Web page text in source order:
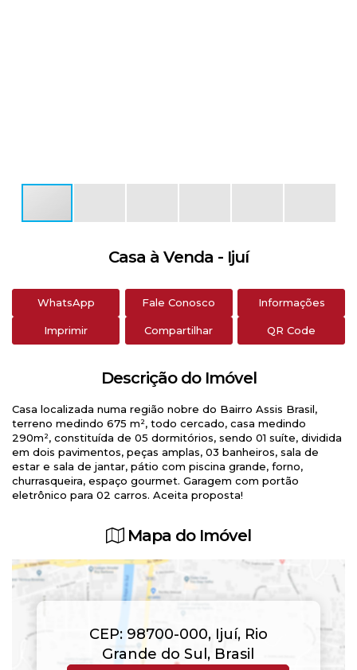
Casa à Venda - Ijuí
WhatsApp Fale Conosco Informações
Imprimir Compartilhar QR Code
Descrição do Imóvel
Casa localizada numa região nobre do Bairro Assis Brasil,
terreno medindo 675 m², todo cercado, casa medindo
290m², constituída de 05 dormitórios, sendo 01 suíte, dividida
em dois pavimentos, peças amplas, 03 banheiros, sala de
estar e sala de jantar, pátio com piscina grande, forno,
churrasqueira, espaço gourmet. Garagem com portão
eletrônico para 02 carros. Aceita proposta!
Mapa do Imóvel
CEP: 98700-000, Ijuí, Rio
Grande do Sul, Brasil